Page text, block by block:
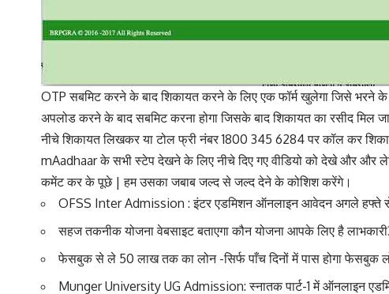
OTP सबमिट करने के बाद शिकायत करने के लिए एक फॉर्म खुलेगा जिसे भरने के
अपलोड करने के बाद सबमिट करना होगा जिसके बाद शिकायत का रसीद मिल
नीचे शिकायत लिखकर या टोल फ्री नंबर 1800 345 6284 पर कॉल कर
mAadhaar के सभी स्टेप देखने के लिए नीचे दिए गए वीडियो को देखे और और
कमेंट कर के पूछे | हम उसका जबाब जल्द से जल्द देने के कोशिश करेंगे।
OFSS Inter Admission : इंटर एडमिशन ऑनलाइन आवेदन अगले हफ्ते
सहज तकनीक योजना वेबसाइट बताएगा कौन योजना आपके लिए है
फेसबुक से ले 50 लाख तक का लोन -सिर्फ पाँच दिनों में पास होगा फेसबुक
Munger University UG Admission: स्नातक पार्ट-1 में ऑनलाइन